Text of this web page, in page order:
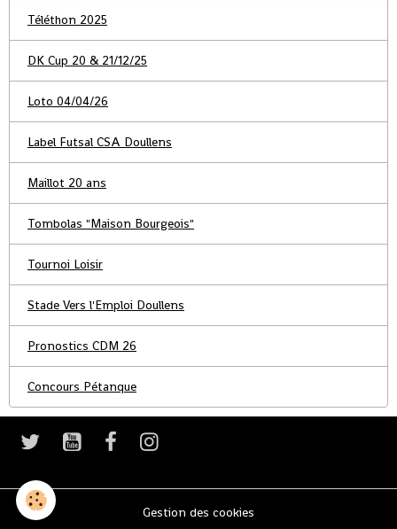
Téléthon 2025
DK Cup 20 & 21/12/25
Loto 04/04/26
Label Futsal CSA Doullens
Maillot 20 ans
Tombolas "Maison Bourgeois"
Tournoi Loisir
Stade Vers l'Emploi Doullens
Pronostics CDM 26
Concours Pétanque
Gestion des cookies